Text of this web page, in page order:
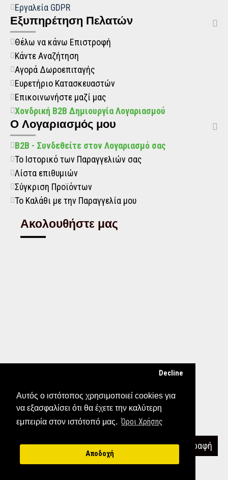
Αυτός ο ιστότοπος χρησιμοποιεί cookies για
να εξασφαλίσει ότι θα έχετε την καλύτερη
εμπειρία στον ιστότοπό μας. Όροι Χρήσης
Decline
Αποδοχή
Εργαλεία GDPR
Εξυπηρέτηση Πελατών
Θέλω να κάνω Επιστροφή
Κάντε Αναζήτηση
Αγορά Δωροεπιταγής
Ευρετήριο Κατασκευαστών
Επικοινωνήστε μαζί μας
Χονδρική B2B Δημιουργία Λογαριασμού
O Λογαριασμός μου
B2B - Συνδεθείτε στον Λογαριασμό σας
Το Ιστορικό των Παραγγελιών σας
Λίστα επιθυμιών
Σύγκριση Προϊόντων
Το Καλάθι με την Παραγγελία μου
Ακολουθήστε μας
Εγγραφή στα newsletter μας
Εγγραφή
Έχω διαβάσει και αποδέχομαι τουςΟΡΟΙ ΧΡΗΣΗΣ